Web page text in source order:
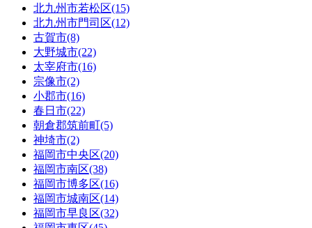
北九州市若松区(15)
北九州市門司区(12)
古賀市(8)
大野城市(22)
太宰府市(16)
宗像市(2)
小郡市(16)
春日市(22)
朝倉郡筑前町(5)
神埼市(2)
福岡市中央区(20)
福岡市南区(38)
福岡市博多区(16)
福岡市城南区(14)
福岡市早良区(32)